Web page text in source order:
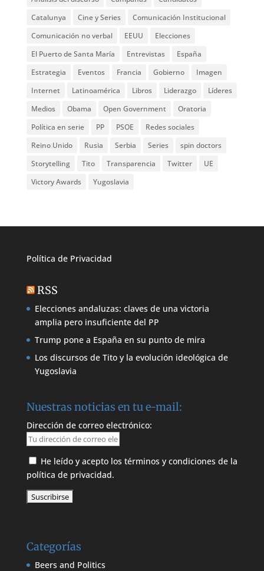
Catalunya
Cine y Series
Comunicación Institucional
Comunicación no verbal
EEUU
Elecciones
El Puerto de Santa María
Entrevistas
España
Estrategia
Eventos Francia Gobierno
Imagen
Internet
Latinoamérica Libros Liderazgo
Líderes
Medios
Obama Open Government
Oratoria
Política en serie
PP PSOE
Redes sociales
Reino Unido
Rusia Serbia Series
spin doctors
Storytelling
Tito Transparencia Twitter
UE
Victory Awards
Yugoslavia
Política de Privacidad
RSS
Elecciones andaluzas: claves de una victoria
amplia pero insuficiente del PP
Trump pone a España en su punto de mira
Los discursos de Tito y la evolución ideológica de
Yugoslavia
Nuestras noticias en tu e-mail:
Dirección de correo electrónico:
He leído y acepto los términos y condiciones de la
política de privacidad.
Categorías
Beers and Politics